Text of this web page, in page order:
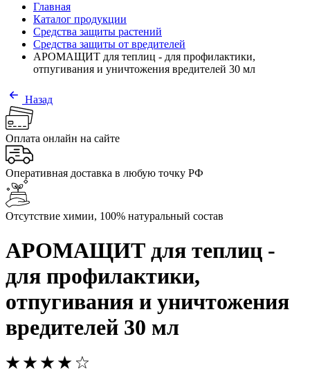
Главная
Каталог продукции
Средства защиты растений
Средства защиты от вредителей
АРОМАЩИТ для теплиц - для профилактики,
отпугивания и уничтожения вредителей 30 мл
Назад
Оплата онлайн на сайте
Оперативная доставка в любую точку РФ
Отсутствие химии, 100% натуральный состав
АРОМАЩИТ для теплиц -
для профилактики,
отпугивания и уничтожения
вредителей 30 мл